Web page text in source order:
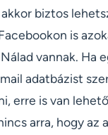
biztos
is
vannak. Ha
adatbázist
erre is van
arra, hogy az